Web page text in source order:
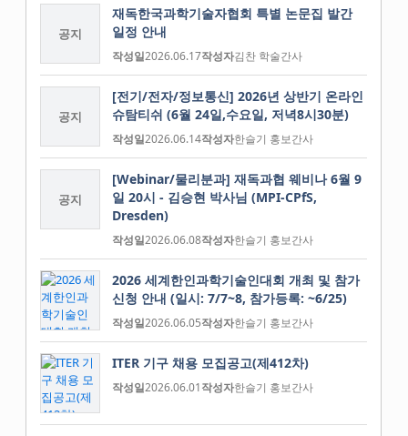
공지
재독한국과학기술자협회 특별 논문집 발간
일정 안내
작성일2026.06.17작성자김찬 학술간사
공지
[전기/전자/정보통신] 2026년 상반기 온라인
슈탐티쉬 (6월 24일,수요일, 저녁8시30분)
작성일2026.06.14작성자한슬기 홍보간사
공지
[Webinar/물리분과] 재독과협 웨비나 6월 9
일 20시 - 김승현 박사님 (MPI-CPfS,
Dresden)
작성일2026.06.08작성자한슬기 홍보간사
2026 세계한인과학기술인대회 개최 및 참가
신청 안내 (일시: 7/7~8, 참가등록: ~6/25)
작성일2026.06.05작성자한슬기 홍보간사
ITER 기구 채용 모집공고(제412차)
작성일2026.06.01작성자한슬기 홍보간사